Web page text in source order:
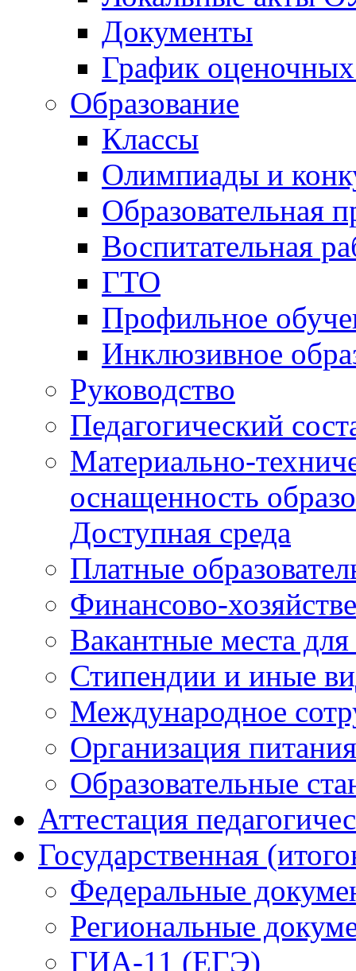
Документы
График
Образование
Классы
Олимпиады и
Образовательная
Воспитательная
ГТО
Профильное
Инклюзивное
Руководство
Педагогический
Материально-
оснащенность
Доступная среда
Платные
Финансово-
Вакантные места
Стипендии и иные
Международное
Организация
Образовательные
Аттестация
Государственная
Федеральные
Региональные
ГИА-11 (ЕГЭ)